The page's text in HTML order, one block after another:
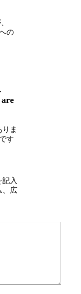
の
ま
す
入
、広